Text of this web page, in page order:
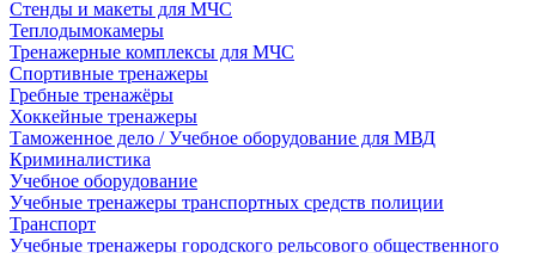
Стенды и макеты для МЧС
Теплодымокамеры
Тренажерные комплексы для МЧС
Спортивные тренажеры
Гребные тренажёры
Хоккейные тренажеры
Таможенное дело / Учебное оборудование для МВД
Криминалистика
Учебное оборудование
Учебные тренажеры транспортных средств полиции
Транспорт
Учебные тренажеры городского рельсового общественного